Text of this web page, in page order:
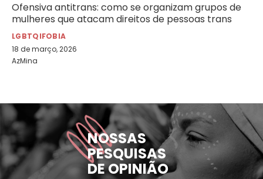
Ofensiva antitrans: como se organizam grupos de
mulheres que atacam direitos de pessoas trans
LGBTQIFOBIA
18 de março, 2026
AzMina
NOSSAS
PESQUISAS
DE OPINIÃO